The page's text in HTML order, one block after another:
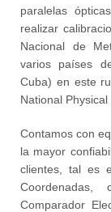
paralelas
realizar
Nacional de
varios países
Cuba) en este
National
Contamos con
la mayor
clientes, tal es
Comparador